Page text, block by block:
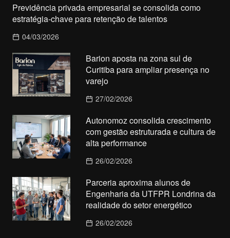
Previdência privada empresarial se consolida como
estratégia-chave para retenção de talentos
04/03/2026
Barion aposta na zona sul de
Curitiba para ampliar presença no
varejo
27/02/2026
Autonomoz consolida crescimento
com gestão estruturada e cultura de
alta performance
26/02/2026
Parceria aproxima alunos de
Engenharia da UTFPR Londrina da
realidade do setor energético
26/02/2026